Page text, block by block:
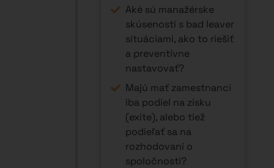
Aké sú manažérske
skúsenosti s bad leaver
situáciami, ako to riešiť
a preventívne
nastavovať?
Majú mať zamestnanci
iba podiel na zisku
(exite), alebo tiež
podieľať sa na
rozhodovaní o
spoločnosti?